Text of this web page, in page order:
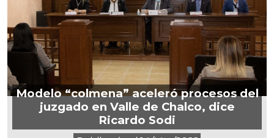
Modelo “colmena” aceleró procesos del
juzgado en Valle de Chalco, dice
Ricardo Sodi